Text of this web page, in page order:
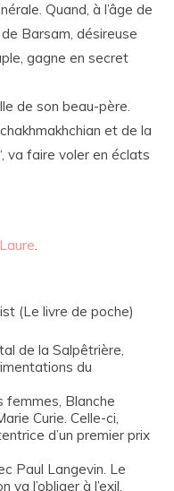
Quand, à l’âge de
Barsam, désireuse
gagne en secret
de son beau-père.
et de la
va faire voler en éclats
Laure.
(Le livre de poche)
de la Salpêtrière,
du
femmes, Blanche
Curie. Celle-ci,
d’un premier prix
Paul Langevin. Le
l’obliger à l’exil.